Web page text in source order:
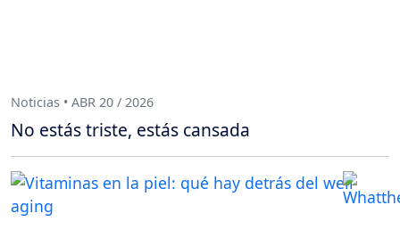
Noticias • ABR 20 / 2026
No estás triste, estás cansada